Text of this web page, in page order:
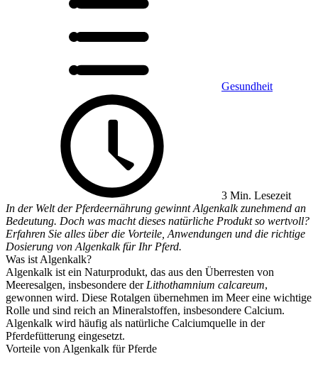
Gesundheit
3 Min. Lesezeit
In der Welt der Pferdeernährung gewinnt Algenkalk zunehmend an
Bedeutung. Doch was macht dieses natürliche Produkt so wertvoll?
Erfahren Sie alles über die Vorteile, Anwendungen und die richtige
Dosierung von Algenkalk für Ihr Pferd.
Was ist Algenkalk?
Algenkalk ist ein Naturprodukt, das aus den Überresten von
Meeresalgen, insbesondere der Lithothamnium calcareum,
gewonnen wird. Diese Rotalgen übernehmen im Meer eine wichtige
Rolle und sind reich an Mineralstoffen, insbesondere Calcium.
Algenkalk wird häufig als natürliche Calciumquelle in der
Pferdefütterung eingesetzt.
Vorteile von Algenkalk für Pferde